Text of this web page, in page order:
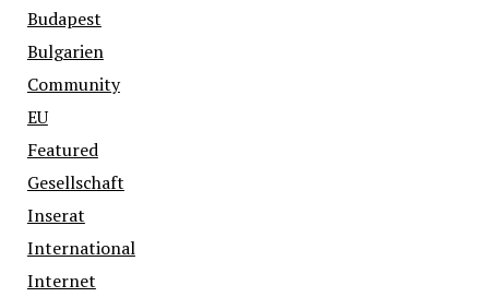
Budapest
Bulgarien
Community
EU
Featured
Gesellschaft
Inserat
International
Internet